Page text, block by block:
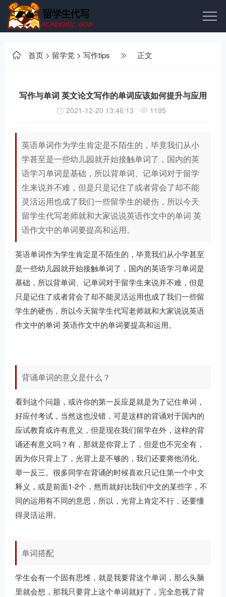
首页 > 留学党 > 写作tips 正文
写作与单词 英文论文写作的单词应该如何提升与应用
2021-12-20 13:46:13 1195
英语单词作为学生肯定是不陌生的，毕竟我们从小
学甚至是一些幼儿园就开始接触单词了，国内的英
语学习单词是基础，所以背单词、记单词对于留学
生来说并不难，但是只是记住了或者背会了却不能
灵活运用也成了我们一些留学生的硬伤，所以今天
留学生代写老师就和大家说说英语作文中的单词 英
语作文中的单词要提高和运用。
英语单词作为学生肯定是不陌生的，毕竟我们从小学甚至
是一些幼儿园就开始接触单词了，国内的英语学习单词是
基础，所以背单词、记单词对于留学生来说并不难，但是
只是记住了或者背会了却不能灵活运用也成了我们一些留
学生的硬伤，所以今天留学生代写老师就和大家说说英语
作文中的单词 英语作文中的单词要提高和运用。
背诵单词的意义是什么？
看到这个问题，或许你的第一反应是就是为了记住单词，
好应付考试，当然这也没错，可是这样的背诵对于国内的
应试教育或许有意义，但是现在我们留学在外，这样的背
诵还有意义吗？有，那就是你背上了，但是也不完全有，
因为你只背上了，光背上是不够的，我们还要将他消化、
举一反三。很多同学在背诵的时候喜欢只记住第一个中文
释义，或是前面1-2个，然而就好比我们中文的某些字，不
同的运用有不同的意思，所以，光背上肯定不行，还要懂
得灵活运用。
单词搭配
学生会有一个固有思维，就是我要背这个单词，那么头脑
里就会想，那我只要背上这个单词就好了，完全忽视了背